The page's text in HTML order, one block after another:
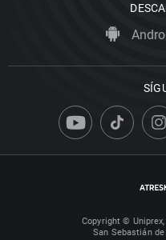
Copyright ©
San Sebastián